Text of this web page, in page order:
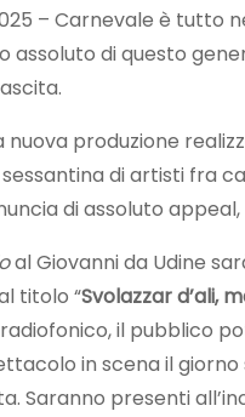
– Carnevale è tutto
assoluto di questo
nuova produzione
di artisti fra
di assoluto
al Giovanni da Udine
titolo “Svolazzar d’ali,
il pubblico
in scena il
Saranno presenti